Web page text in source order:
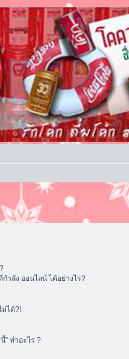
ำลัง ออนไลน์ ได้อย่างไร?
ม่ได้?!
” ทำอะไร ?